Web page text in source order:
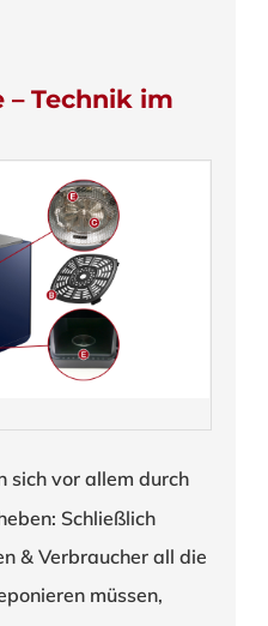
Technik im
sich vor allem durch
Schließlich
& Verbraucher all die
müssen,